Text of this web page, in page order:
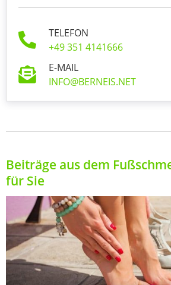
TELEFON
+49 351 4141666
E-MAIL
INFO@BERNEIS.NET
Beiträge aus dem
für Sie